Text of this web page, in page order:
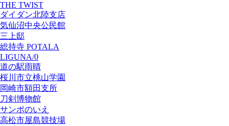
THE TWIST
ダイダン北陸支店
気仙沼中央公民館
三上邸
総持寺 POTALA
LIGUNA/0
道の駅雨晴
桜川市立桃山学園
岡崎市額田支所
刀剣博物館
サンポのいえ
高松市屋島競技場